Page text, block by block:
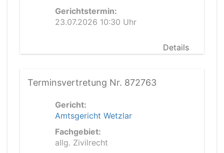
Gerichtstermin:
23.07.2026 10:30 Uhr
Details
Terminsvertretung Nr. 872763
Gericht:
Amtsgericht Wetzlar
Fachgebiet:
allg. Zivilrecht